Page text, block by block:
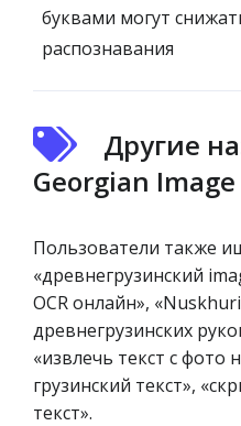
буквами могут
распознавания
Другие
Georgian Image
Пользователи также
«древнегрузинский
OCR онлайн»,
древнегрузинских
«извлечь текст с фото
грузинский текст»,
текст».